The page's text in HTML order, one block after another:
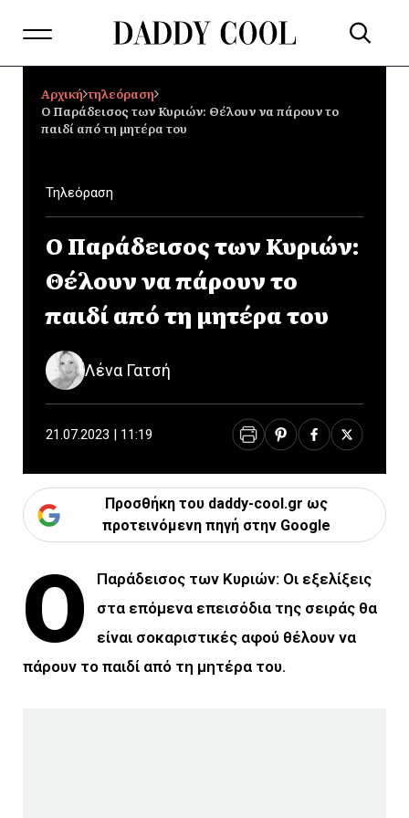
Αρχική τηλεόραση
Ο Παράδεισος των Κυριών: Θέλουν να πάρουν το
παιδί από τη μητέρα του
Τηλεόραση
Ο Παράδεισος των Κυριών:
Θέλουν να πάρουν το
παιδί από τη μητέρα του
Λένα Γατσή
21.07.2023 | 11:19
Προσθήκη του daddy-cool.gr ως
προτεινόμενη πηγή στην Google
Ο
Παράδεισος των Κυριών: Οι εξελίξεις
στα επόμενα επεισόδια της σειράς θα
είναι σοκαριστικές αφού θέλουν να
πάρουν το παιδί από τη μητέρα του.